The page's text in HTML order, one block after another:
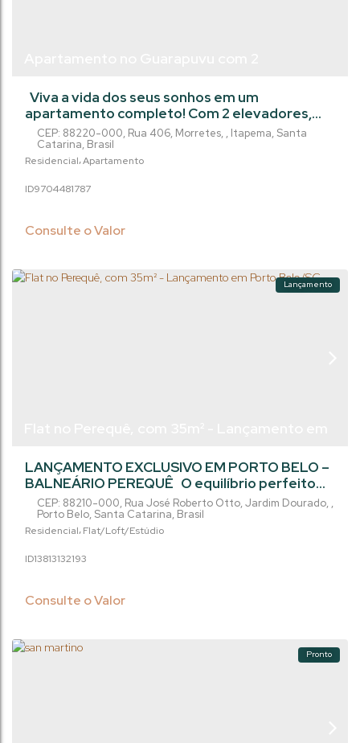
Residencial Apartamento
Consulte o Valor
1787
970448
CEP: 88220-000, Rua 406, Morretes , Itapema, Santa
Catarina, Brasil
Viva a vida dos seus sonhos em um
apartamento completo! Com 2 elevadores,
academia, cancha de bocha, car wash, crossfit,
espaço gourmet, espaço pet e muito mais,
esse é o lugar perfeito para você! Desfrute de
beach tênis. Divirta-se no playground, na
relaxar, aproveite o salão de festas e de
Lançamento
Residencial Flat/Loft/Estúdio
Consulte o Valor
2193
1381313
CEP: 88210-000, Rua José Roberto Otto,Jardim Dourado ,
Porto Belo, Santa Catarina, Brasil
LANÇAMENTO EXCLUSIVO EM PORTO BELO –
BALNEÁRIO PEREQUÊ O equilíbrio perfeito
entre localização, lazer e qualidade de vida
acaba de chegar a Porto Belo!Apenas 5
minutos do Viva Park e 7 minutos do mar, este
quem busca viver bem, investir com segurança
Opções para todos os estilos de...
Pronto